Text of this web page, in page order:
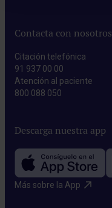
Contacta con nosotros
Citación telefónica
91 937 00 00
Atención al paciente
800 088 050
Descarga nuestra app
Más sobre la App​